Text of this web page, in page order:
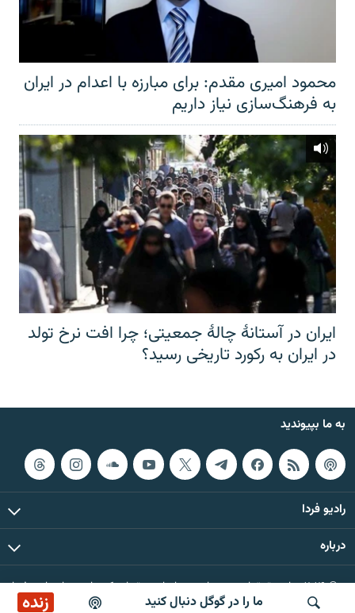
ما را در گوگل دنبال کنید زنده
محمود امیری مقدم: برای مبارزه با اعدام در ایران
به فرهنگ‌سازی نیاز داریم
ایران در آستانهٔ چالهٔ جمعیتی؛ چرا افت نرخ تولد
در ایران به رکورد تاریخی رسید؟
به ما بپیوندید
رادیو فردا
درباره
© ۲۰۲۶ تمام حقوق این وب‌سایت، بر اساس مقررات کپی‌رایت، برای رادیو فردا
محفوظ است.